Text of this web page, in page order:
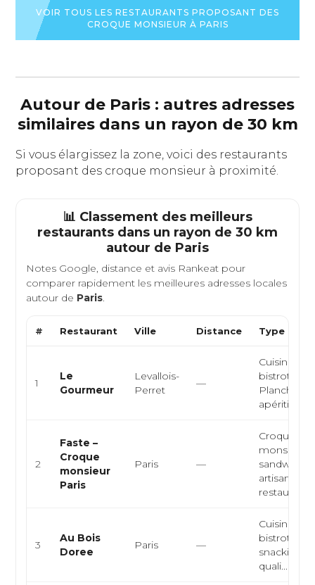
FICHE
DU
LA
DU
VOIR TOUS LES RESTAURANTS PROPOSANT DES
CROQUE MONSIEUR À PARIS
Autour de Paris : autres adresses
similaires dans un rayon de 30 km
Si vous élargissez la zone, voici des restaurants
proposant des croque monsieur à proximité.
📊 Classement des meilleurs
restaurants dans un rayon de 30 km
autour de Paris
Notes Google, distance et avis Rankeat pour
comparer rapidement les meilleures adresses locales
autour de Paris.
# Restaurant Ville Distance Type de
1
Le
Gourmeur
Levallois-
Perret
—
Cuisine
bistrot, bar
Planches
apériti...
2
Faste –
Croque
monsieur
Paris
Paris —
Croque-
monsieur,
artisanale,
3
Au Bois
Doree
Paris —
Cuisine
bistrot-
snacking
quali...